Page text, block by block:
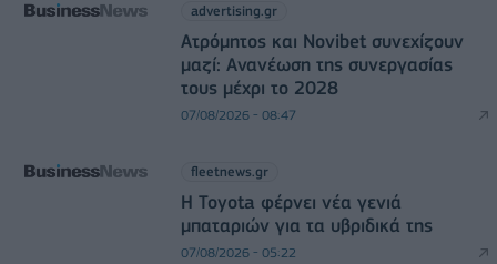
advertising.gr
Ατρόμητος και Novibet συνεχίζουν
μαζί: Ανανέωση της συνεργασίας
τους μέχρι το 2028
07/08/2026 - 08:47
fleetnews.gr
Η Toyota φέρνει νέα γενιά
μπαταριών για τα υβριδικά της
07/08/2026 - 05:22